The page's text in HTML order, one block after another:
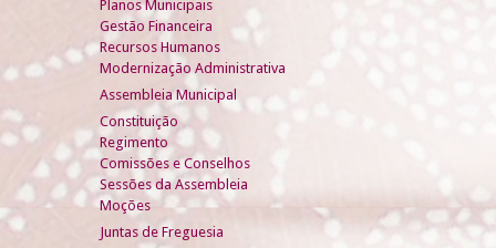
Planos Municipais
Gestão Financeira
Recursos Humanos
Modernização Administrativa
Assembleia Municipal
Constituição
Regimento
Comissões e Conselhos
Sessões da Assembleia
Moções
Juntas de Freguesia